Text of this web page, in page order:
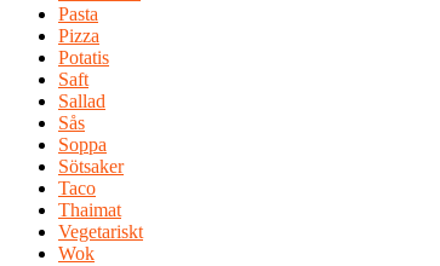
Pasta
Pizza
Potatis
Saft
Sallad
Sås
Soppa
Sötsaker
Taco
Thaimat
Vegetariskt
Wok